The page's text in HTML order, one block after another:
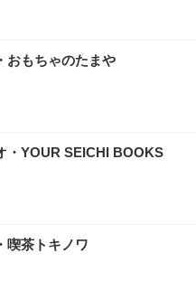
おもちゃのたまや
・YOUR SEICHI BOOKS
喫茶トキノワ